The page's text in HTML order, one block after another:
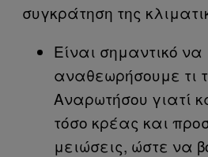
συγκράτηση της
Είναι σημαντικό να
αναθεωρήσουμε τι
Αναρωτήσου γιατί
τόσο κρέας και
μειώσεις, ώστε να